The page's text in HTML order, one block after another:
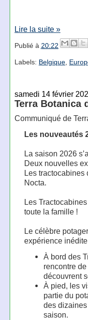
Lire la suite »
Publié à 20:22
Labels: Belgique,
samedi 14 février
Terra Botanica
Communiqué de
Les nouveautés
La saison 2026
Deux nouvelles
Les
Nocta.
Les
toute la famille !
Le célèbre
expérience inédite
À bord des
rencontre
découvrent
À pied, les
partie du
des
saison.